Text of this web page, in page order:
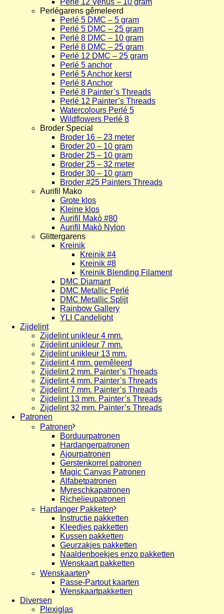
Perlé 12 Venus – 10 gram
Perlégarens gêmeleerd
Perlé 5 DMC – 5 gram
Perlé 5 DMC – 25 gram
Perlé 8 DMC – 10 gram
Perlé 8 DMC – 25 gram
Perlé 12 DMC – 25 gram
Perlé 5 anchor
Perlé 5 Anchor kerst
Perlé 8 Anchor
Perlé 8 Painter’s Threads
Perlé 12 Painter’s Threads
Watercolours Perlé 5
Wildflowers Perlé 8
Broder Special
Broder 16 – 23 meter
Broder 20 – 10 gram
Broder 25 – 10 gram
Broder 25 – 32 meter
Broder 30 – 10 gram
Broder #25 Painters Threads
Aurifil Mako
Grote klos
Kleine klos
Aurifil Makò #80
Aurifil Makò Nylon
Glittergarens
Kreinik
Kreinik #4
Kreinik #8
Kreinik Blending Filament
DMC Diamant
DMC Metallic Perlé
DMC Metallic Splijt
Rainbow Gallery
YLI Candelight
Zijdelint
Zijdelint unikleur 4 mm.
Zijdelint unikleur 7 mm.
Zijdelint unikleur 13 mm.
Zijdelint 4 mm. gemêleerd
Zijdelint 2 mm. Painter’s Threads
Zijdelint 4 mm. Painter’s Threads
Zijdelint 7 mm. Painter’s Threads
Zijdelint 13 mm. Painter’s Threads
Zijdelint 32 mm. Painter’s Threads
Patronen
Patronen
Borduurpatronen
Hardangerpatronen
Ajourpatronen
Gerstenkorrel patronen
Magic Canvas Patronen
Alfabetpatronen
Myreschkapatronen
Richelieupatronen
Hardanger Pakketen
Instructie pakketten
Kleedjes pakketten
Kussen pakketten
Geurzakjes pakketten
Naaldenboekjes enzo pakketten
Wenskaart pakketten
Wenskaarten
Passe-Partout kaarten
Wenskaartpakketten
Diversen
Plexiglas